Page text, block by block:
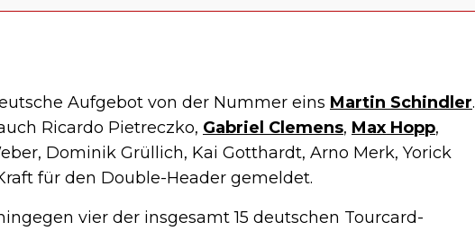
Aufgebot von der Nummer eins Martin Schindler.
Ricardo Pietreczko, Gabriel Clemens, Max Hopp,
Dominik Grüllich, Kai Gotthardt, Arno Merk, Yorick
für den Double-Header gemeldet.
vier der insgesamt 15 deutschen Tourcard-